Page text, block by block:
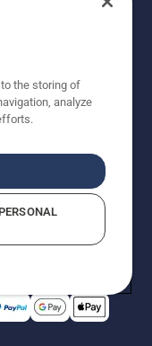
De
Alle
(incl. BTW),
directe aankoop.
Violations
the storing of
analyze